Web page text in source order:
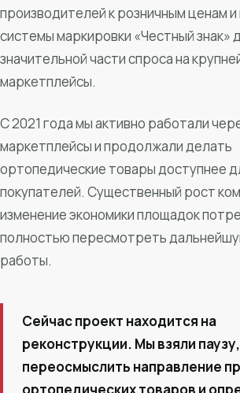
производителей к розничным ценам
системы маркировки «Честный знак»
значительной части спроса на
маркетплейсы.
С 2021 года мы активно работали
маркетплейсы и продолжали делать
ортопедические товары доступнее
покупателей. Существенный рост
изменение экономики площадок
полностью пересмотреть
работы.
Сейчас проект находится на
реконструкции. Мы взяли
переосмыслить направление